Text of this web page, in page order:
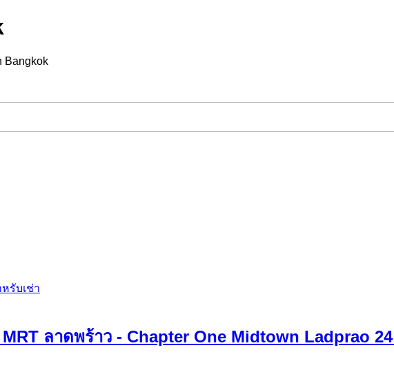
Bangkok
รับเช่า
ลาดพร้าว - Chapter One Midtown Ladprao